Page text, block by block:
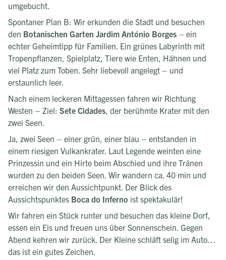
umgebucht.
Spontaner Plan B: Wir erkunden die Stadt und besuchen
den Botanischen Garten Jardim António Borges – ein
echter Geheimtipp für Familien. Ein grünes Labyrinth mit
Tropenpflanzen, Spielplatz, Tiere wie Enten, Hähnen und
viel Platz zum Toben. Sehr liebevoll angelegt – und
erstaunlich leer.
Nach einem leckeren Mittagessen fahren wir Richtung
Westen – Ziel: Sete Cidades, der berühmte Krater mit den
zwei Seen.
Ja, zwei Seen – einer grün, einer blau – entstanden in
einem riesigen Vulkankrater. Laut Legende weinten eine
Prinzessin und ein Hirte beim Abschied und ihre Tränen
wurden zu den beiden Seen. Wir wandern ca. 40 min und
erreichen wir den Aussichtpunkt. Der Blick des
Aussichtspunktes Boca do Inferno ist spektakulär!
Wir fahren ein Stück runter und besuchen das kleine Dorf,
essen ein Eis und freuen uns über Sonnenschein. Gegen
Abend kehren wir zurück. Der Kleine schläft selig im Auto…
das ist ein gutes Zeichen.